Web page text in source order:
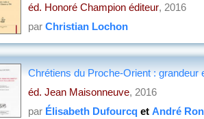
éd. Honoré Champion éditeur, 2016
par Christian Lochon
Chrétiens du Proche-Orient : grandeur
éd. Jean Maisonneuve, 2016
par Élisabeth Dufourcq et André